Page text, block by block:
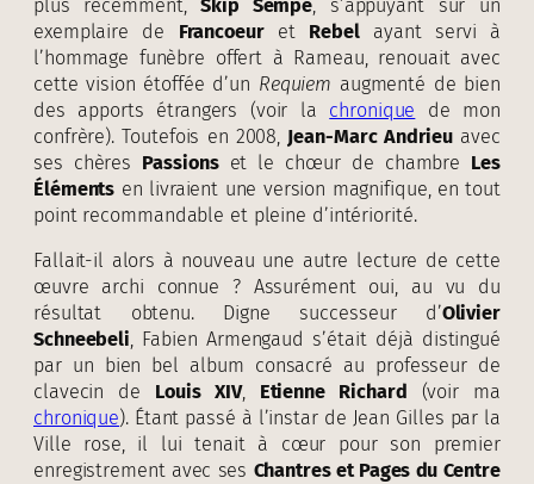
plus récemment,Skip Sempé, s’appuyant sur un
exemplaire de Francoeuret Rebelayant servi à
l’hommage funèbre offert à Rameau, renouait avec
cette vision étoffée d’un Requiem augmenté de bien
des apports étrangers (voir la chronique de mon
confrère). Toutefois en 2008, Jean-Marc Andrieu avec
ses chères Passionset le chœur de chambre Les
Éléments en livraient une version magnifique, en tout
point recommandable et pleine d’intériorité.
Fallait-il alors à nouveau une autre lecture de cette
œuvre archi connue ? Assurément oui, au vu du
résultat obtenu. Digne successeur d’Olivier
Schneebeli, Fabien Armengaud s’était déjà distingué
par un bien bel album consacré au professeur de
clavecin de Louis XIV, Etienne Richard
(voir ma
chronique). Étant passé à l’instar de Jean Gilles par la
Ville rose, il lui tenait à cœur pour son premier
enregistrement avec ses Chantres et Pages du Centre